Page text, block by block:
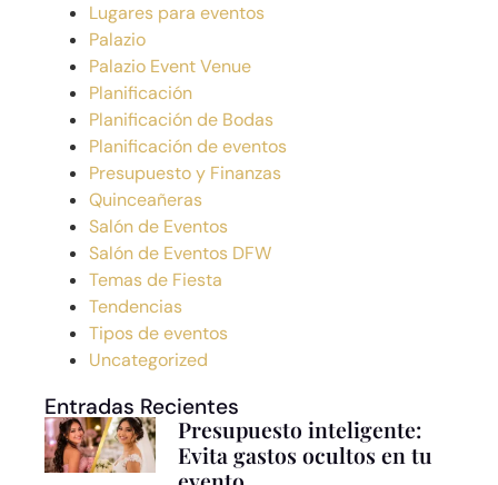
Lugares para eventos
Palazio
Palazio Event Venue
Planificación
Planificación de Bodas
Planificación de eventos
Presupuesto y Finanzas
Quinceañeras
Salón de Eventos
Salón de Eventos DFW
Temas de Fiesta
Tendencias
Tipos de eventos
Uncategorized
Entradas Recientes
Presupuesto inteligente:
Evita gastos ocultos en tu